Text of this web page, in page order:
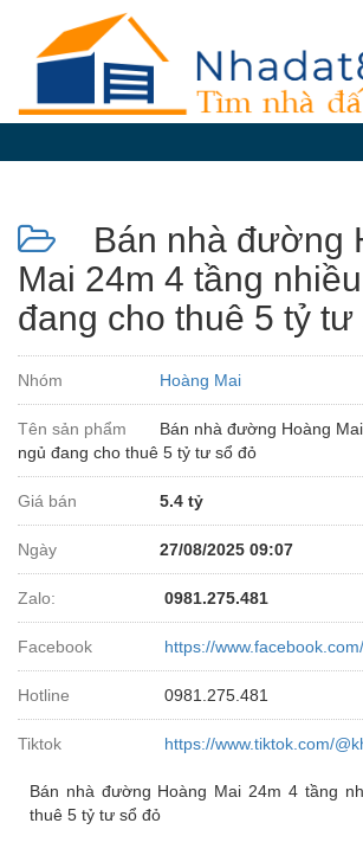
đàn
Giới
Tin
đất
videos
Tìm
kiếm
Đăng
nhập
Bán nhà đường
Mai 24m 4 tầng
đang cho thuê 5 tỷ tư
Nhóm Hoàng Mai
Tên sản phẩm
Bán nhà đường Hoàng
ngủ đang cho thuê 5 tỷ tư sổ đỏ
Giá bán 5.4 tỷ
Ngày 27/08/2025 09:07
Zalo: 0981.275.481
Facebook https://
Hotline 0981.275.481
Tiktok https://www.tiktok.com/
Bán nhà đường Hoàng Mai 24m 4 tầng
thuê 5 tỷ tư sổ đỏ